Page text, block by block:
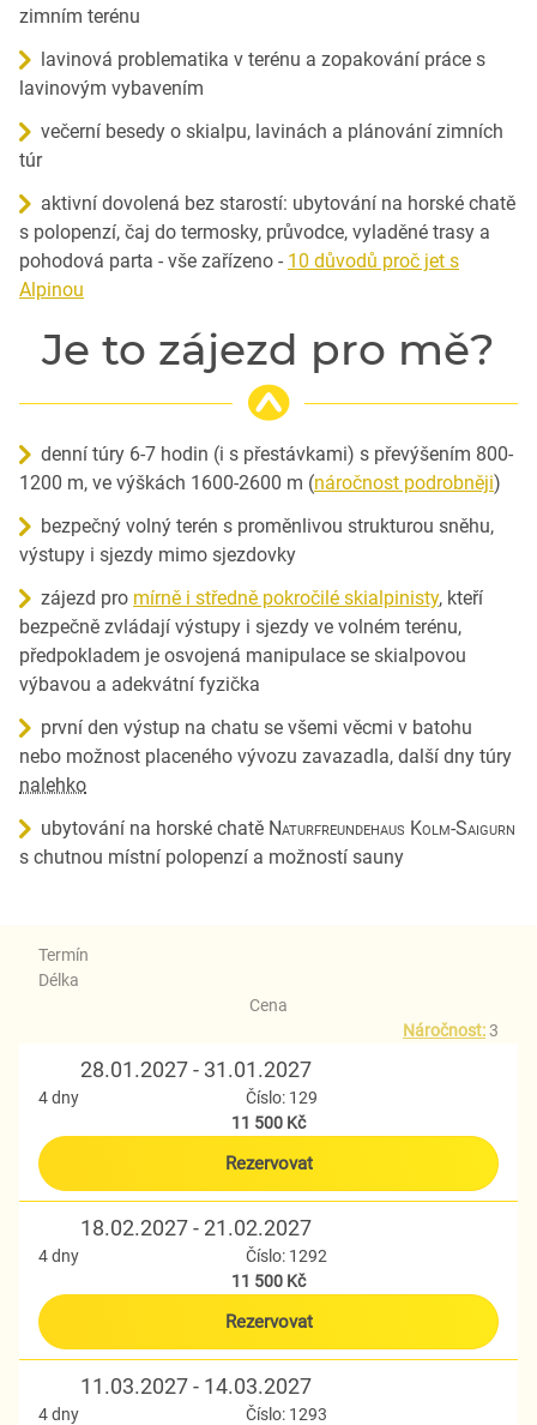
zimním terénu
lavinová problematika v terénu a zopakování práce s
lavinovým vybavením
večerní besedy o skialpu, lavinách a plánování zimních
túr
aktivní dovolená bez starostí: ubytování na horské chatě
s polopenzí, čaj do termosky, průvodce, vyladěné trasy a
pohodová parta - vše zařízeno - 10 důvodů proč jet s
Alpinou
Je to zájezd pro mě?
denní túry 6-7 hodin (i s přestávkami) s převýšením 800-
1200 m, ve výškách 1600-2600 m (náročnost podrobněji)
bezpečný volný terén s proměnlivou strukturou sněhu,
výstupy i sjezdy mimo sjezdovky
zájezd pro mírně i středně pokročilé skialpinisty, kteří
bezpečně zvládají výstupy i sjezdy ve volném terénu,
předpokladem je osvojená manipulace se skialpovou
výbavou a adekvátní fyzička
první den výstup na chatu se všemi věcmi v batohu
nebo možnost placeného vývozu zavazadla, další dny túry
nalehko
ubytování na horské chatě Naturfreundehaus Kolm-Saigurn
s chutnou místní polopenzí a možností sauny
Termín
Délka
Cena
Náročnost:3
28.01.2027 - 31.01.2027
4 dny
Číslo: 129
11 500 Kč
Rezervovat
18.02.2027 - 21.02.2027
4 dny
Číslo: 1292
11 500 Kč
Rezervovat
11.03.2027 - 14.03.2027
4 dny
Číslo: 1293